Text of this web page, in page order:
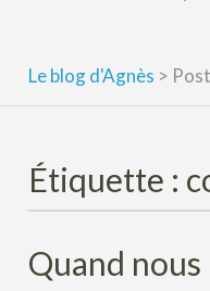
Le blog d'Agnès >
Étiquette :
Quand